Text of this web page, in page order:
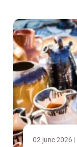
02 june 2026